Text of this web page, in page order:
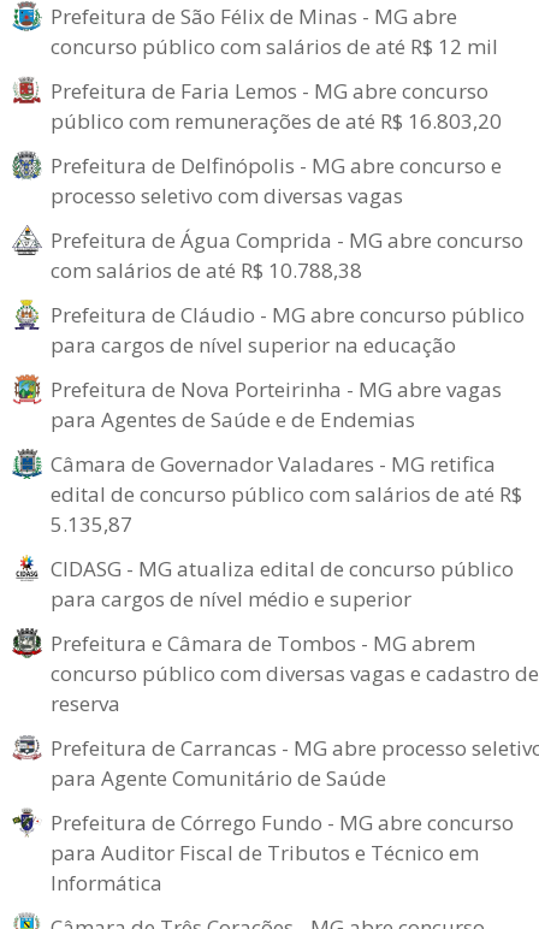
Prefeitura de São Félix de Minas - MG abre
concurso público com salários de até R$ 12 mil
Prefeitura de Faria Lemos - MG abre concurso
público com remunerações de até R$ 16.803,20
Prefeitura de Delfinópolis - MG abre concurso e
processo seletivo com diversas vagas
Prefeitura de Água Comprida - MG abre concurso
com salários de até R$ 10.788,38
Prefeitura de Cláudio - MG abre concurso público
para cargos de nível superior na educação
Prefeitura de Nova Porteirinha - MG abre vagas
para Agentes de Saúde e de Endemias
Câmara de Governador Valadares - MG retifica
edital de concurso público com salários de até R$
5.135,87
CIDASG - MG atualiza edital de concurso público
para cargos de nível médio e superior
Prefeitura e Câmara de Tombos - MG abrem
concurso público com diversas vagas e cadastro de
reserva
Prefeitura de Carrancas - MG abre processo
para Agente Comunitário de Saúde
Prefeitura de Córrego Fundo - MG abre concurso
para Auditor Fiscal de Tributos e Técnico em
Informática